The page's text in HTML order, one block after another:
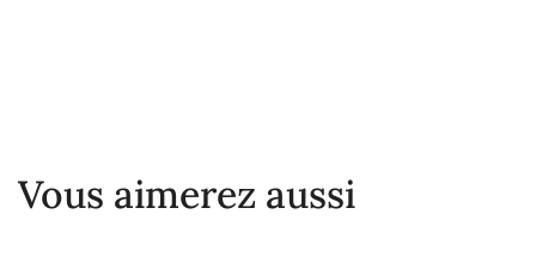
Vous aimerez aussi